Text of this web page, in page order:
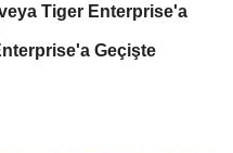
Tiger Enterprise'a
Geçişte